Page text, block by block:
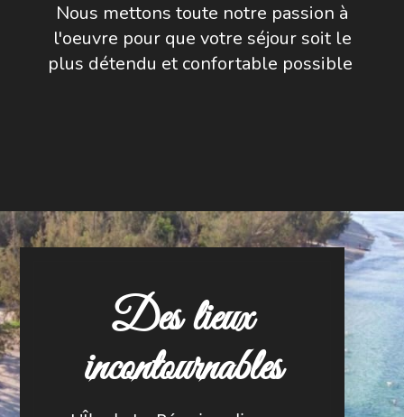
Nous mettons toute notre passion à
l'oeuvre pour que votre séjour soit le
plus détendu et confortable possible
Des lieux
incontournables